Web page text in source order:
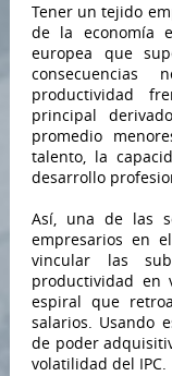
Tener un tejido
de la economía
europea que
productividad
principal
promedio
talento, la
desarrollo
Así, una de las
empresarios en
vincular las
productividad en
espiral que
salarios. Usando
de poder
volatilidad del IPC.